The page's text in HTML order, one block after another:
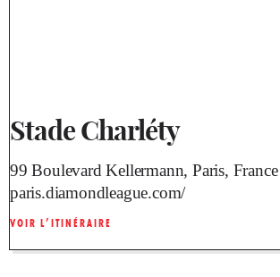
Stade Charléty
99 Boulevard Kellermann, Paris, France
paris.diamondleague.com/
VOIR L’ITINÉRAIRE